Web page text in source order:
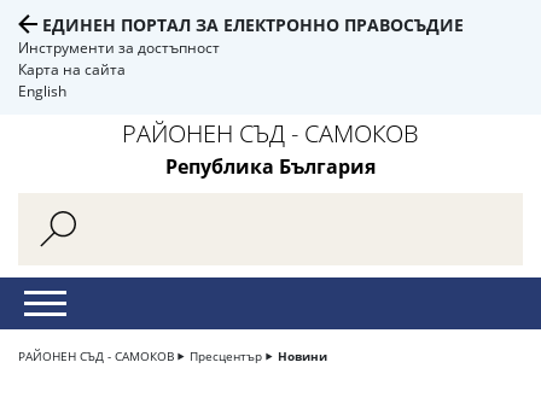
ЕДИНЕН ПОРТАЛ ЗА ЕЛЕКТРОННО ПРАВОСЪДИЕ
Инструменти за достъпност
Карта на сайта
English
РАЙОНЕН СЪД - САМОКОВ
Република България
РАЙОНЕН СЪД - САМОКОВ Пресцентър Новини